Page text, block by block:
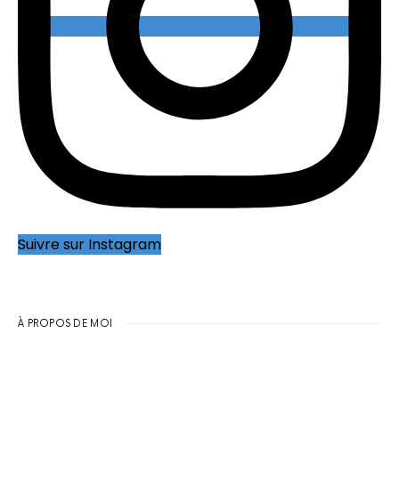
Suivre sur Instagram
À PROPOS DE MOI